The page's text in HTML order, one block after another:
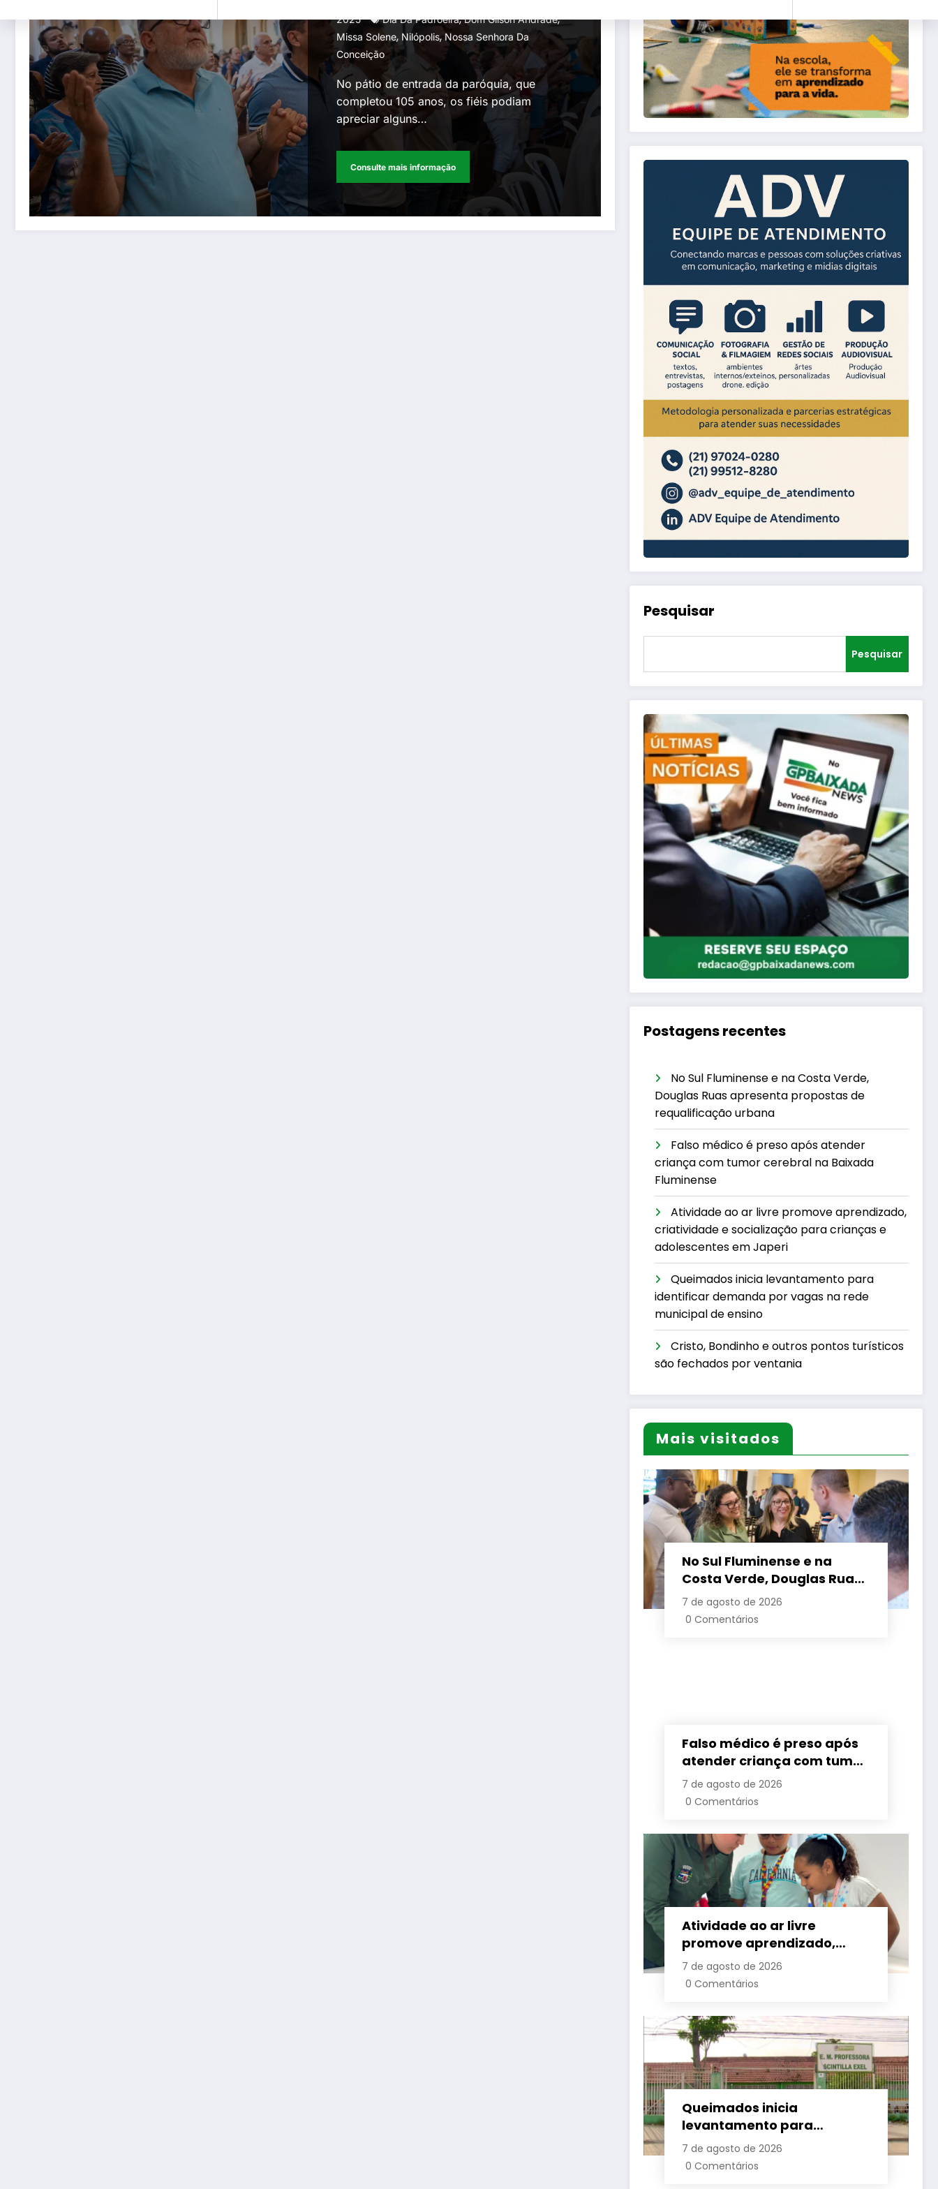
Dom Gilson Andrade
2025
Dia Da Padroeira,Dom Gilson Andrade,
Missa Solene, Nilópolis,Nossa Senhora Da
Conceição
No pátio de entrada da paróquia, que
completou 105 anos, os fiéis podiam
apreciar alguns…
Consulte mais informação
Pesquisar
Pesquisar
Postagens recentes
No Sul Fluminense e na Costa Verde,
Douglas Ruas apresenta propostas de
requalificação urbana
Falso médico é preso após atender
criança com tumor cerebral na Baixada
Fluminense
Atividade ao ar livre promove aprendizado,
criatividade e socialização para crianças e
adolescentes em Japeri
Queimados inicia levantamento para
identificar demanda por vagas na rede
municipal de ensino
Cristo, Bondinho e outros pontos turísticos
são fechados por ventania
Mais visitados
No Sul Fluminense e na
Costa Verde, Douglas Ruas
apresenta propostas de
requalificação urbana
7 de agosto de 2026
0 Comentários
Falso médico é preso após
atender criança com tumor
cerebral na Baixada
Fluminense
7 de agosto de 2026
0 Comentários
Atividade ao ar livre
promove aprendizado,
criatividade e socialização
para crianças e
7 de agosto de 2026
0 Comentários
Queimados inicia
levantamento para
identificar demanda por
vagas na rede municipal de
7 de agosto de 2026
0 Comentários